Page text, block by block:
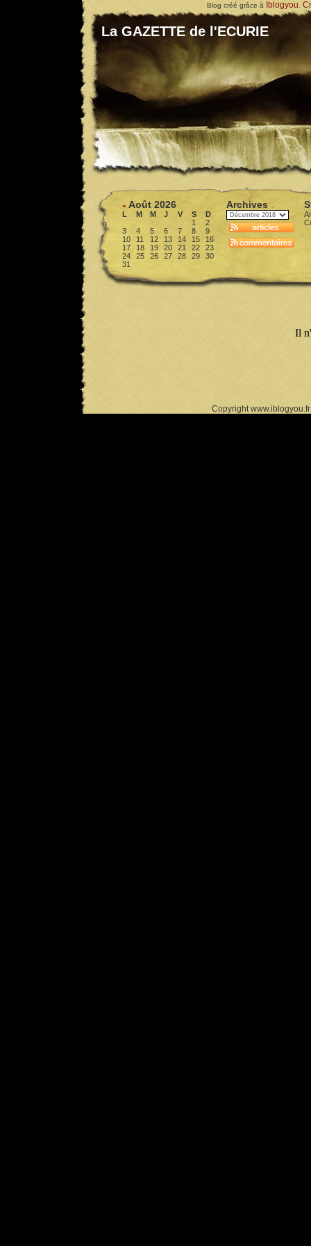
Blog créé grâce à Iblogyou
La GAZETTE de l'ECURIE
« Août 2026
L M M J V S
D
1
2
3
4 5 6 7 8
9
10
11 12 13 14 15
16
17
18 19 20 21 22
23
24
25 26 27 28 29
30
31
Archives
Il
Copyright